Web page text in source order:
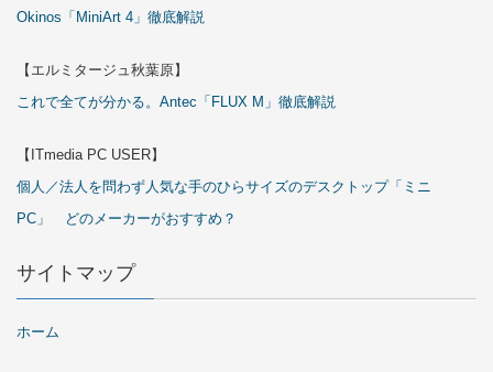
Okinos「MiniArt 4」徹底解説
【エルミタージュ秋葉原】
これで全てが分かる。Antec「FLUX M」徹底解説
【ITmedia PC USER】
個人／法人を問わず人気な手のひらサイズのデスクトップ「ミニ
PC」 どのメーカーがおすすめ？
サイトマップ
ホーム